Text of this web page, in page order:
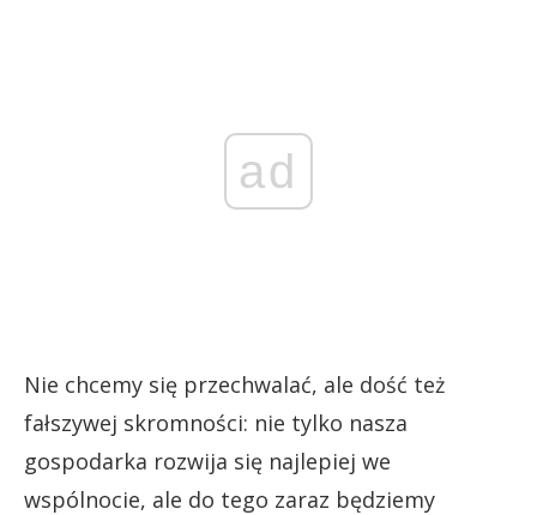
ad
Nie chcemy się przechwalać, ale dość też
fałszywej skromności: nie tylko nasza
gospodarka rozwija się najlepiej we
wspólnocie, ale do tego zaraz będziemy